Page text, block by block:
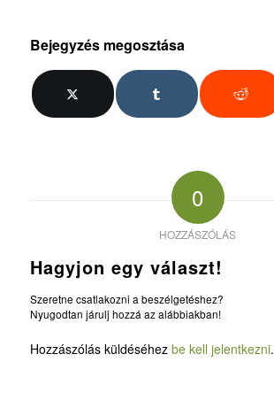
Bejegyzés megosztása
0
HOZZÁSZÓLÁS
Hagyjon egy választ!
Szeretne csatlakozni a beszélgetéshez?
Nyugodtan járulj hozzá az alábbiakban!
Hozzászólás küldéséhez be kell jelentkezni.